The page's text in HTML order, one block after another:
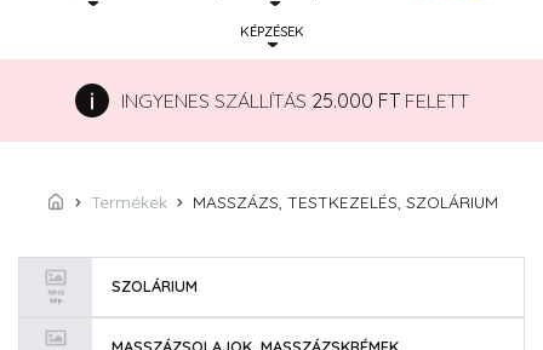
KÉPZÉSEK
INGYENES SZÁLLÍTÁS 25.000 FTFELETT
Termékek MASSZÁZS, TESTKEZELÉS, SZOLÁRIUM
SZOLÁRIUM